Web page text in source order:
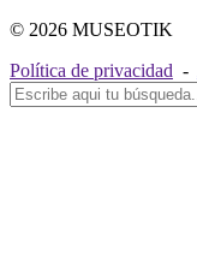
© 2026 MUSEOTIK
Política de privacidad -